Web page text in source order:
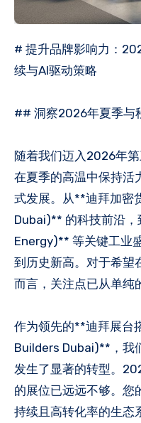
# 提升品牌影响力：
续与AI驱动策略
## 洞察2026年夏季与
随着我们迈入2026年
在夏季的高温中保持活
式发展。从**迪拜加密
Dubai)** 的科技前沿
Energy)** 等关键工业
到历史新高。对于希望
而言，关注点已从单纯
作为领先的**迪拜展台
Builders Dubai)**，我
发生了显著的转型。
的展位已远远不够。您
持续且高转化率的生态